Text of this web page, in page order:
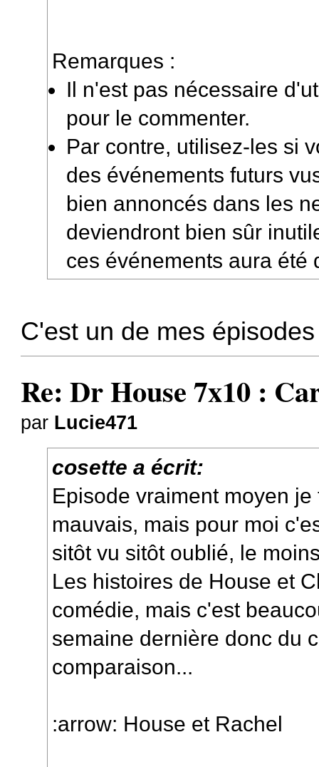
Remarques :
Il n'est pas nécessaire
pour le commenter.
Par contre, utilisez-les si
des événements futurs
bien annoncés dans les
deviendront bien sûr
ces événements aura été
C'est un de mes
Re: Dr House 7x10 :
par Lucie471
cosette a écrit:
Episode vraiment moyen
mauvais, mais pour moi
sitôt vu sitôt oublié, le
Les histoires de House et
comédie, mais c'est
semaine dernière donc du
comparaison...
:arrow: House et Rachel